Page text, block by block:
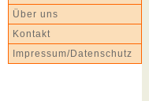
Über uns
Kontakt
Impressum/Datenschutz